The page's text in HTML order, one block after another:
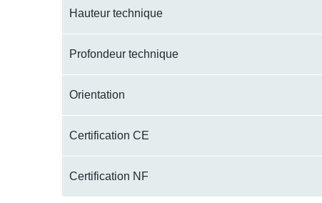
Hauteur technique
Profondeur technique
Orientation
Certification CE
Certification NF